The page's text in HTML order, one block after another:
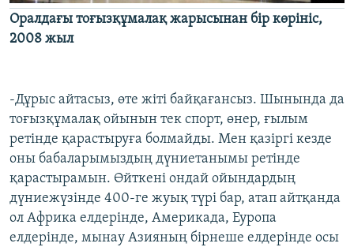
Оралдағы тоғызқұмалақ жарысынан бір көрініс,
2008 жыл
-Дұрыс айтасыз, өте жіті байқағансыз. Шынында да
тоғызқұмалақ ойынын тек спорт, өнер, ғылым
ретінде қарастыруға болмайды. Мен қазіргі кезде
оны бабаларымыздың дүниетанымы ретінде
қарастырамын. Өйткені ондай ойындардың
дүниежүзінде 400-ге жуық түрі бар, атап айтқанда
ол Африка елдерінде, Америкада, Еуропа
елдерінде, мынау Азияның бірнеше елдерінде осы